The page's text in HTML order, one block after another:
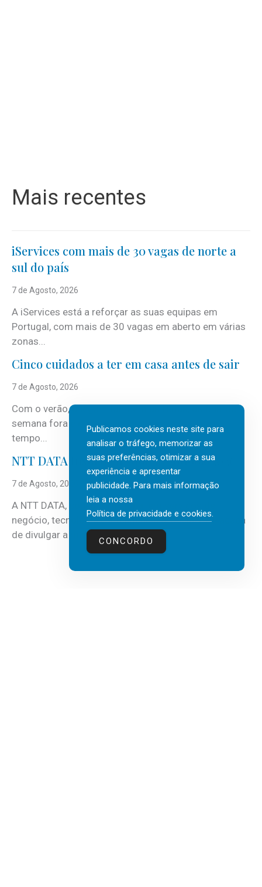
Mais recentes
iServices com mais de 30 vagas de norte a
sul do país
7 de Agosto, 2026
A iServices está a reforçar as suas equipas em
Portugal, com mais de 30 vagas em aberto em várias
zonas...
Cinco cuidados a ter em casa antes de sair
7 de Agosto, 2026
Com o verão, chegam também as férias, os fins-de-
semana fora e os dias em que a casa fica mais
tempo...
NTT DATA Insurtech Global Outlook 2026
7 de Agosto, 2026
A NTT DATA, consultora global em serviços de
negócio, tecnologia e inteligência artificial (IA), acaba
de divulgar a mais recente...
Publicamos cookies neste site para
analisar o tráfego, memorizar as
suas preferências, otimizar a sua
experiência e apresentar
publicidade. Para mais informação
leia a nossa
Política de privacidade e cookies.
CONCORDO